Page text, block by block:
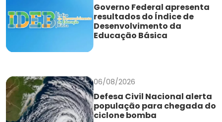
Governo Federal apresenta
resultados do Índice de
Desenvolvimento da
Educação Básica
06/08/2026
Defesa Civil Nacional alerta
população para chegada do
ciclone bomba